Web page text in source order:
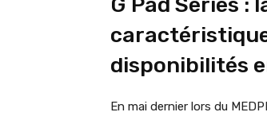
disponibilités
En mai dernier lors du